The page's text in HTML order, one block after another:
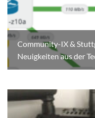
Community-IX &
Neuigkeiten aus der